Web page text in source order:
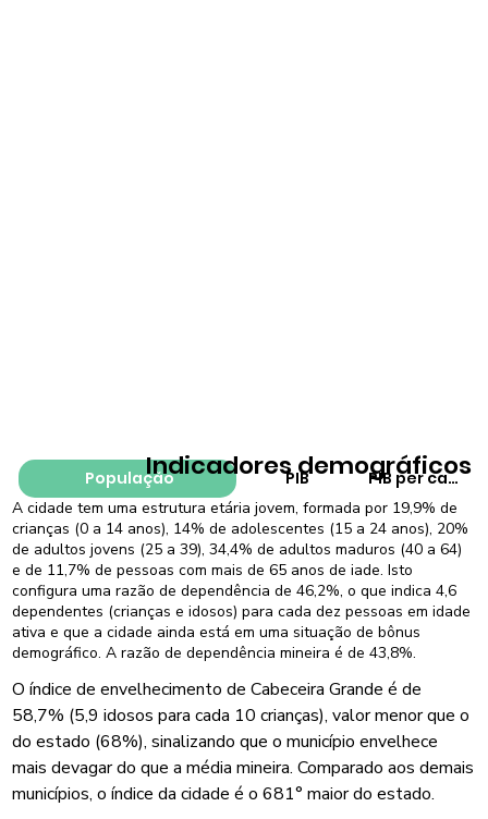
População PIB PIB per capita
Indicadores demográficos
A cidade tem uma estrutura etária jovem, formada por 19,9% de
crianças (0 a 14 anos), 14% de adolescentes (15 a 24 anos), 20%
de adultos jovens (25 a 39), 34,4% de adultos maduros (40 a 64)
e de 11,7% de pessoas com mais de 65 anos de iade. Isto
configura uma razão de dependência de 46,2%, o que indica 4,6
dependentes (crianças e idosos) para cada dez pessoas em idade
ativa e que a cidade ainda está em uma situação de bônus
demográfico. A razão de dependência mineira é de 43,8%.
O índice de envelhecimento de Cabeceira Grande é de
58,7% (5,9 idosos para cada 10 crianças), valor menor que o
do estado (68%), sinalizando que o município envelhece
mais devagar do que a média mineira. Comparado aos demais
municípios, o índice da cidade é o 681° maior do estado.